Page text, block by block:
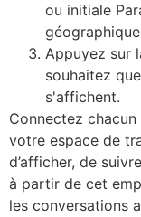
ou initiale
Appuyez sur
souhaitez
s'affichent.
Connectez
votre espace de
d’afficher, de
à partir de cet
les conversations